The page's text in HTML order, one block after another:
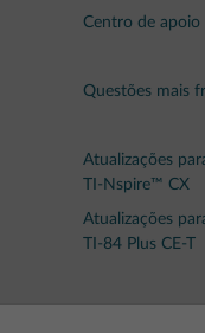
Centro de apoio
Questões mais
Atualizações
TI-Nspire™ CX
Atualizações
TI-84 Plus CE-T